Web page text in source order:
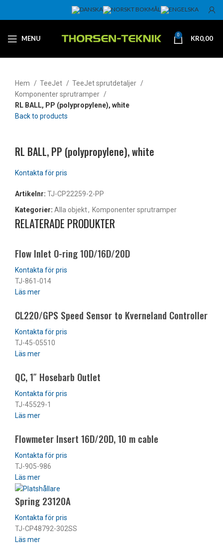
MENU 0 KR0,00
Hem TeeJet
TeeJet sprutdetaljer
Komponenter sprutramper
RL BALL, PP (polypropylene), white
Back to products
RL BALL, PP (polypropylene), white
Artikelnr: TJ-CP22259-2-PP
Kategorier: Alla objekt, Komponenter sprutramper
RELATERADE PRODUKTER
Flow Inlet O-ring 10D/16D/20D
TJ-861-014
Läs mer
CL220/GPS Speed Sensor to Kverneland Controller
TJ-45-05510
Läs mer
QC, 1″ Hosebarb Outlet
TJ-45529-1
Läs mer
Flowmeter Insert 16D/20D, 10 m cable
TJ-905-986
Läs mer
Spring 23120A
TJ-CP48792-302SS
Läs mer